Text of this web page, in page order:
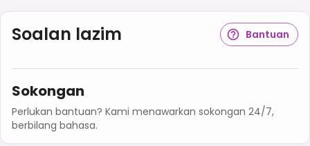
Soalan lazim Bantuan
Sokongan
Perlukan bantuan? Kami menawarkan sokongan 24/7,
berbilang bahasa.